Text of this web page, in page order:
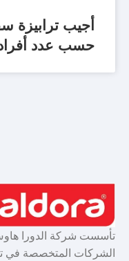
أجيب ترابيزة
حسب عدد أفراد
الشركات المتخصصة في